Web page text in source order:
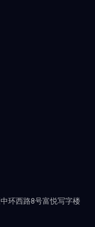
环西路8号富悦写字楼